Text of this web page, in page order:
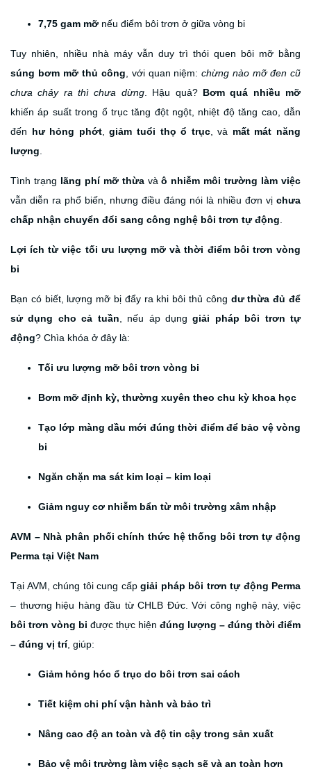
7,75 gam mỡ nếu điểm bôi trơn ở giữa vòng bi
Tuy nhiên, nhiều nhà máy vẫn duy trì thói quen bôi mỡ bằng
súng bơm mỡ thủ công , với quan niệm:chừng nào mỡ đen cũ
chưa chảy ra thì chưa dừng. Hậu quả? Bơm quá nhiều mỡ
khiến áp suất trong ổ trục tăng đột ngột, nhiệt độ tăng cao, dẫn
đến hư hỏng phớt,giảm tuổi thọ ổ trục, và mất mát năng
lượng
Tình trạng lãng phí mỡ thừavàô nhiễm môi trường làm việc
vẫn diễn ra phổ biến, nhưng điều đáng nói là nhiều đơn vị chưa
chấp nhận chuyển đổi sang công nghệ bôi trơn tự động
Lợi ích từ việc tối ưu lượng mỡ và thời điểm bôi trơn vòng
bi
Bạn có biết, lượng mỡ bị đẩy ra khi bôi thủ công dư thừa đủ để
sử dụng cho cả tuần , nếu áp dụnggiải pháp bôi trơn tự
động? Chìa khóa ở đây là:
Tối ưu lượng mỡ bôi trơn vòng bi
Bơm mỡ định kỳ, thường xuyên theo chu kỳ khoa học
Tạo lớp màng dầu mới đúng thời điểm để bảo vệ vòng
bi
Ngăn chặn ma sát kim loại – kim loại
Giảm nguy cơ nhiễm bẩn từ môi trường xâm nhập
AVM – Nhà phân phối chính thức hệ thống bôi trơn tự động
Perma tại Việt Nam
Tại AVM, chúng tôi cung cấp giải pháp bôi trơn tự động Perma
– thương hiệu hàng đầu từ CHLB Đức. Với công nghệ này, việc
bôi trơn vòng bi được thực hiện đúng lượng – đúng thời điểm
– đúng vị trí, giúp:
Giảm hỏng hóc ổ trục do bôi trơn sai cách
Tiết kiệm chi phí vận hành và bảo trì
Nâng cao độ an toàn và độ tin cậy trong sản xuất
Bảo vệ môi trường làm việc sạch sẽ và an toàn hơn